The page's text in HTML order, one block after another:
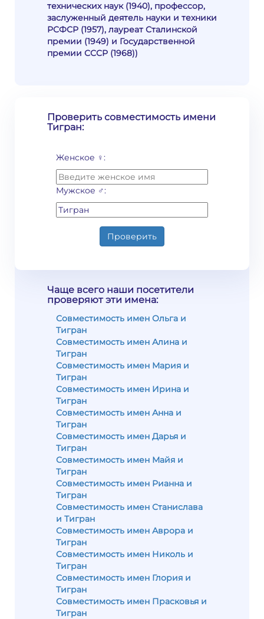
технических наук (1940), профессор,
заслуженный деятель науки и техники
РСФСР (1957), лауреат Сталинской
премии (1949) и Государственной
премии СССР (1968))
Проверить совместимость имени
Тигран:
Женское ♀:
Мужское ♂:
Проверить
Чаще всего наши посетители
проверяют эти имена:
Совместимость имен Ольга и
Тигран
Совместимость имен Алина и
Тигран
Совместимость имен Мария и
Тигран
Совместимость имен Ирина и
Тигран
Совместимость имен Анна и
Тигран
Совместимость имен Дарья и
Тигран
Совместимость имен Майя и
Тигран
Совместимость имен Рианна и
Тигран
Совместимость имен Станислава
и Тигран
Совместимость имен Аврора и
Тигран
Совместимость имен Николь и
Тигран
Совместимость имен Глория и
Тигран
Совместимость имен Прасковья и
Тигран